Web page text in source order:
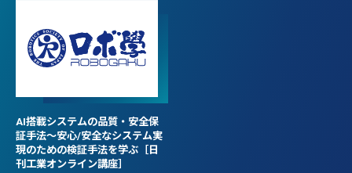
AI搭載システムの品質・安全保
証手法～安心/安全なシステム実
現のための検証手法を学ぶ［日
刊工業オンライン講座］